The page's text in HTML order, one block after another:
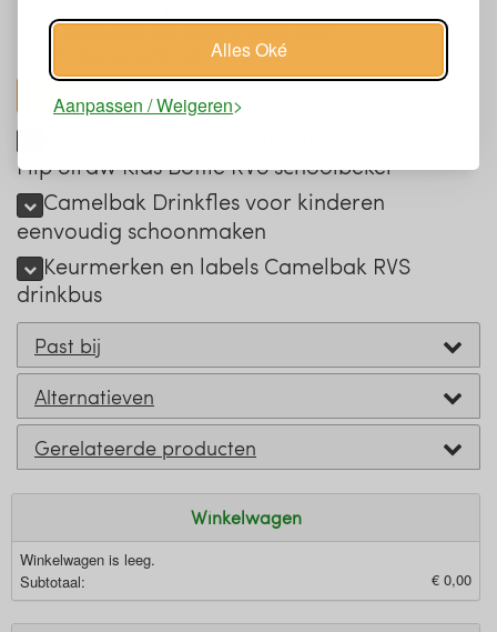
Alles Oké
Aanpassen / Weigeren
Aanbevolen voor kinderen vanaf 3 jaar
In diverse varianten verkrijgbaar
toon alles
Flip Straw Kids Bottle RVS schoolbeker
Camelbak Drinkfles voor kinderen
eenvoudig schoonmaken
Keurmerken en labels Camelbak RVS
drinkbus
Past bij
Alternatieven
Gerelateerde producten
Winkelwagen
Winkelwagen is leeg.
Subtotaal:
€ 0,00